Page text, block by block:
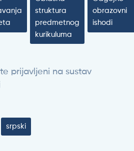
struktura
predmetnog
kurikuluma
obrazovni
ishodi
prijavljeni na sustav
srpski